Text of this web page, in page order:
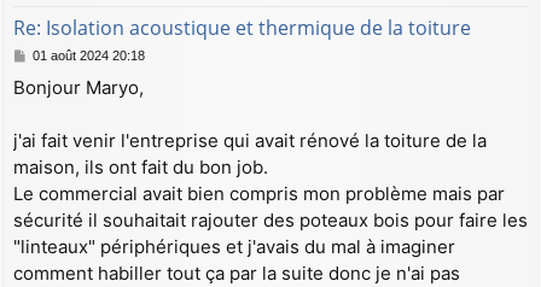
Re: Isolation acoustique et thermique de la toiture
M
s
a
g
e
01 août 2024 20:18
Bonjour Maryo,
j'ai fait venir l'entreprise qui avait rénové la toiture de la
maison, ils ont fait du bon job.
Le commercial avait bien compris mon problème mais par
sécurité il souhaitait rajouter des poteaux bois pour faire les
"linteaux" périphériques et j'avais du mal à imaginer
comment habiller tout ça par la suite donc je n'ai pas